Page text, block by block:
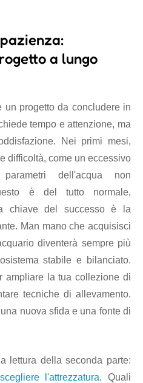
a lungo
progetto da concludere in
tempo e attenzione, ma
Nei primi mesi,
difficoltà, come un eccessivo
dell'acqua non
è del tutto normale,
chiave del successo è la
Man mano che acquisisci
diventerà sempre più
stabile e bilanciato.
ampliare la tua collezione di
tecniche di allevamento.
nuova sfida e una fonte di
lettura della seconda parte:
l'attrezzatura. Quali